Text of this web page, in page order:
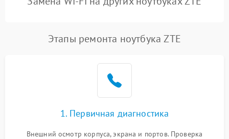
Этапы ремонта ноутбука ZTE
1. Первичная диагностика
Внешний осмотр корпуса, экрана и портов. Проверка